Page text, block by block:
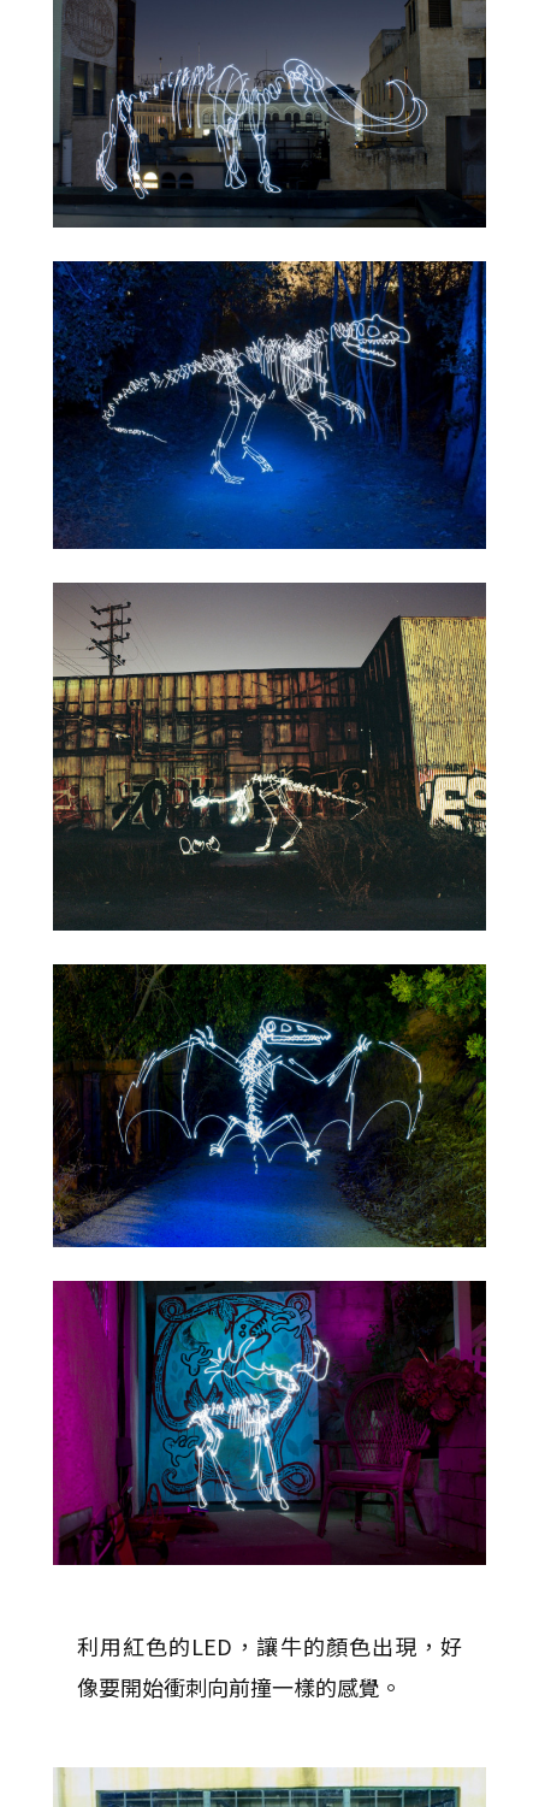
利用紅色的LED，讓牛的顏色出現，好
像要開始衝刺向前撞一樣的感覺。